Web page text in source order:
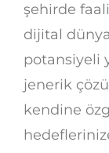
şehirde
dijital
potansiyeli
jenerik
kendine